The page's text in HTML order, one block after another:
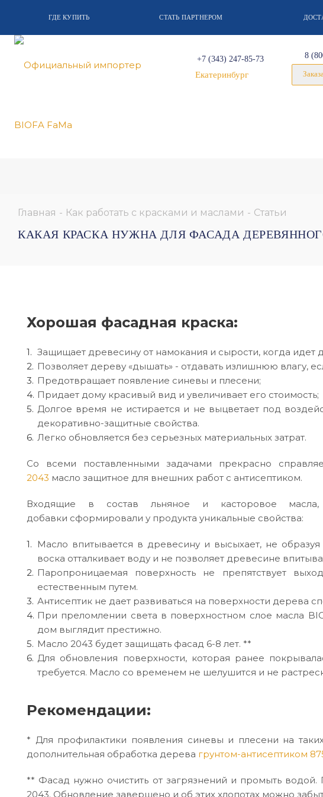
ГДЕ КУПИТЬ СТАТЬ ПАРТНЕРОМ
+7 (343) 247-85-73
Екатеринбург
8
Главная - Как работать с красками и маслами - Статьи
КАКАЯ КРАСКА НУЖНА ДЛЯ ФАСАДА
Хорошая фасадная краска:
Защищает древесину от намокания и сырости, когда идет
Позволяет дереву «дышать» - отдавать излишнюю влагу,
Предотвращает появление синевы и плесени;
Придает дому красивый вид и увеличивает его стоимость;
Долгое время не истирается и не выцветает под
декоративно-защитные свойства.
Легко обновляется без серьезных материальных затрат.
Со всеми поставленными задачами прекрасно
2043 масло защитное для внешних работ с антисептиком.
Входящие в состав льняное и касторовое
добавки сформировали у продукта уникальные свойства:
Масло впитывается в древесину и высыхает, не
воска отталкивает воду и не позволяет древесине
Паропроницаемая поверхность не препятствует
естественным путем.
Антисептик не дает развиваться на поверхности дерева
При преломлении света в поверхностном слое масла
дом выглядит престижно.
Масло 2043 будет защищать фасад 6-8 лет. **
Для обновления поверхности, которая ранее
требуется. Масло со временем не шелушится и не
Рекомендации:
* Для профилактики появления синевы и плесени на
дополнительная обработка дерева грунтом-антисептиком
** Фасад нужно очистить от загрязнений и промыть
2043. Обновление завершено и об этих хлопотах можно